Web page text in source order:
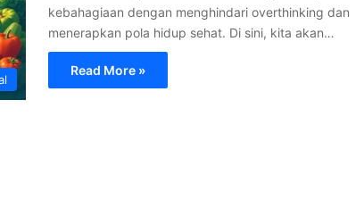
kebahagiaan dengan menghindari overthinking dan
menerapkan pola hidup sehat. Di sini, kita akan…
Read More »